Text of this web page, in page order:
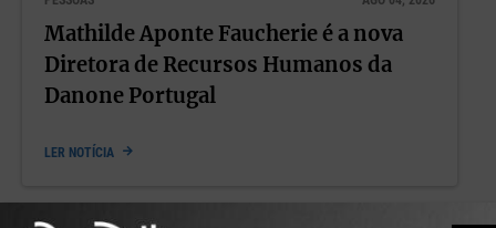
Mathilde Aponte Faucherie é a nova
Diretora de Recursos Humanos da
Danone Portugal
LER NOTÍCIA